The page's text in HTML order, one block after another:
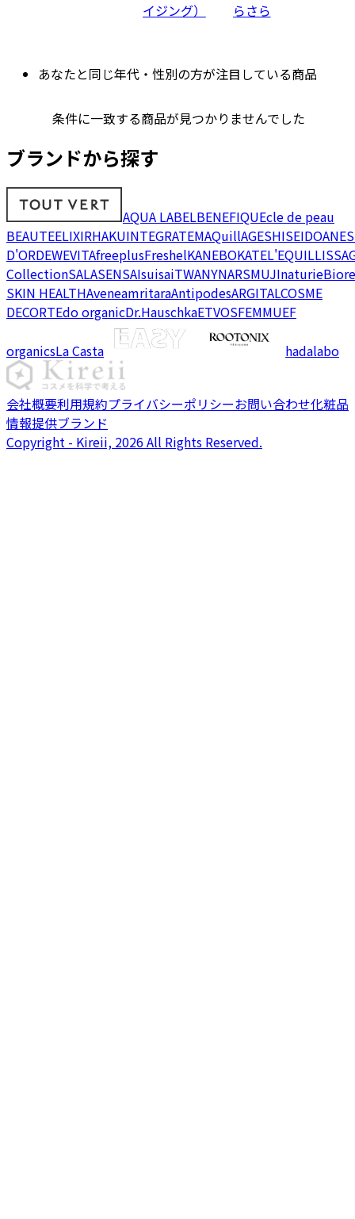
イジング）
らさら
あなたと同じ年代・性別の方が注目している商品
条件に一致する商品が見つかりませんでした
ブランドから探す
AQUA LABELBENEFIQUEcle de peau
BEAUTEELIXIRHAKUINTEGRATEMAQuillAGESHISEIDO
D'ORDEWEVITAfreeplusFreshelKANEBOKATEL'EQUIL
CollectionSALASENSAIsuisaiTWANYNARSMUJInaturieBiore
SKIN HEALTHAveneamritaraAntipodesARGITALCOSME
DECORTEdo organicDr.HauschkaETVOSFEMMUEF
organicsLa Casta hadalabo
会社概要利用規約プライバシーポリシーお問い合わせ化粧品
情報提供ブランド
Copyright - Kireii, 2026 All Rights Reserved.